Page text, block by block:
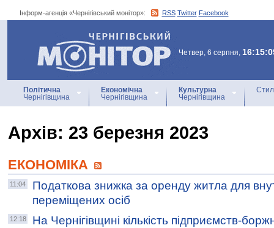
Інформ-агенція «Чернігівський монітор»: RSS Twitter Facebook
Інформ-агенція
«Чернігівський монітор»
Четвер, 6 серпня,
Політична
Чернігівщина
Економічна
Чернігівщина
Культурна
Чернігівщина
Архiв: 23 березня 2023
ЕКОНОМІКА
11:04
Податкова знижка за оренду житла для
переміщених осіб
12:18
На Чернігівщині кількість підприємств-